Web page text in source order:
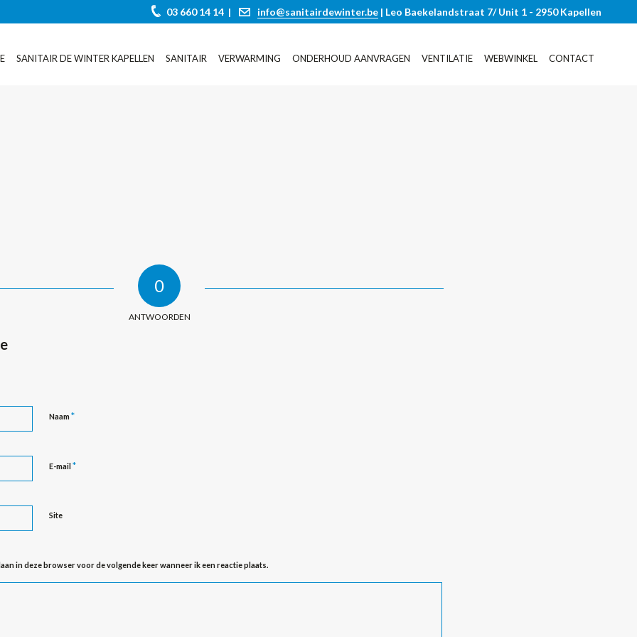
03 660 14 14 | info@sanitairdewinter.be | Leo Baekelandstraat 7/ Unit 1 - 2950 Kapellen
SANITAIR DE WINTER KAPELLEN SANITAIR VERWARMING ONDERHOUD AANVRAGEN VENTILATIE WEBWINKEL CONTACT
0
ANTWOORDEN
Naam*
E-mail*
Site
in deze browser voor de volgende keer wanneer ik een reactie plaats.